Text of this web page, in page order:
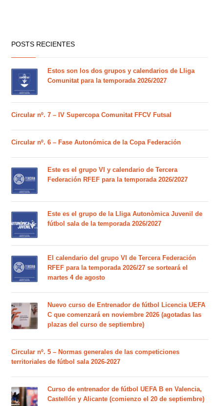
POSTS RECIENTES
Estos son los dos grupos y calendarios de Lliga
Comunitat para la temporada 2026/2027
Circular nº. 7 – IV Supercopa Comunitat FFCV Futsal
Circular nº. 6 – Fase Autonómica de la Copa Federación
Este es el grupo VI y calendario de Tercera
Federación RFEF para la temporada 2026/2027
Este es el grupo de la Lliga Autonòmica Juvenil de
fútbol sala de la temporada 2026/2027
El calendario del grupo VI de Tercera Federación
RFEF para la temporada 2026/27 se sorteará el
martes 4 de agosto
Nuevo curso de Entrenador de fútbol Licencia UEFA
C que comenzará en noviembre 2026 (agotadas las
plazas del curso de septiembre)
Circular nº. 5 – Normas generales de las competiciones
territoriales de fútbol sala 2026-2027
Curso de entrenador de fútbol UEFA B en Valencia,
Castellón y Alicante (comienzo el 20 de septiembre)